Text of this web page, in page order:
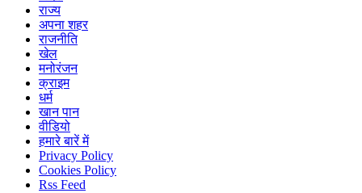
राज्य
अपना शहर
राजनीति
खेल
मनोरंजन
क्राइम
धर्म
खान पान
वीडियो
हमारे बारें में
Privacy Policy
Cookies Policy
Rss Feed